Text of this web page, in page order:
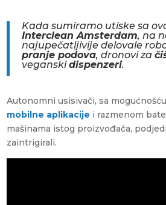
Kada sumiramo utiske sa
Interclean Amsterdam,na
najupečatljivije delovale
pranje podova, dronovi za
veganskidispenzeri.
Autonomni usisivači, sa
mobilne aplikacije i razmenom
mašinama istog proizvođača,
zaintrigirali.